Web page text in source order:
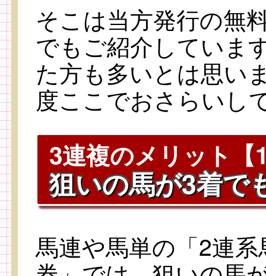
そこは当方発行の無
でもご紹介していま
た方も多いとは思い
度ここでおさらいし
3連複のメリット【
狙いの馬が3着で
馬連や馬単の「2連系